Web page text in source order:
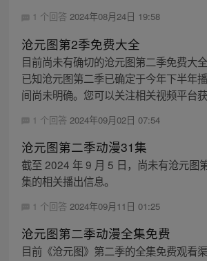
1 个回答 2024年08月24日 19:58
沧元图第2季免费大全
目前尚未有确切的沧元图第二季免费大
已知沧元图第二季已确定于今年下半年
间尚未明确。您可以关注相关视频平台获
1 个回答 2024年09月02日 07:54
沧元图第二季动漫31集
截至 2024 年 9 月 5 日，尚未有沧元图
集的相关播出信息。
1 个回答 2024年09月11日 01:25
沧元图第二季动漫全集免费
目前《沧元图》第二季的全集免费观看